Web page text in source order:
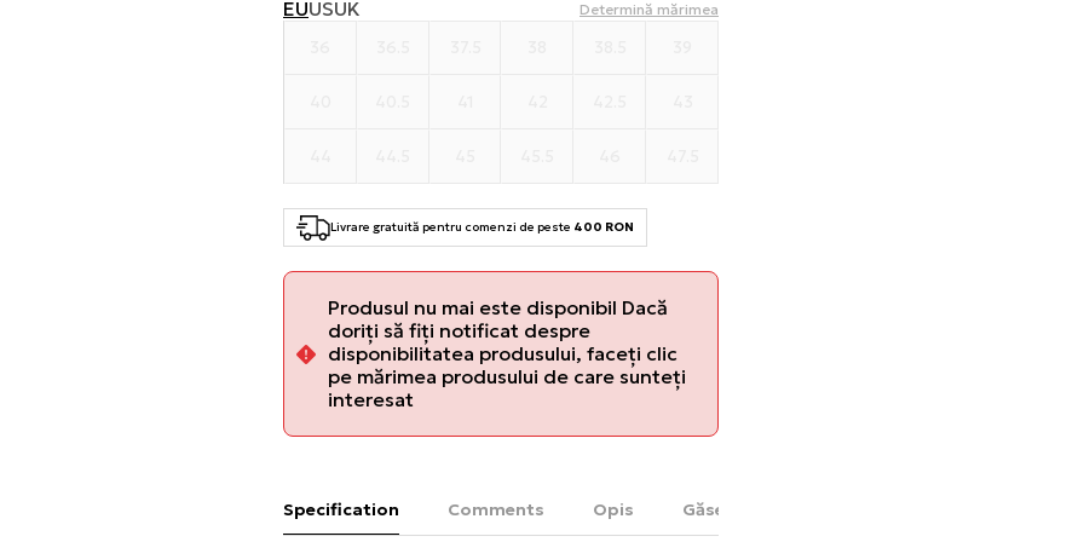
EUUSUK Determină mărimea
Livrare gratuită pentru comenzi de peste 400 RON
Produsul nu mai este disponibil Dacă
doriți să fiți notificat despre
disponibilitatea produsului, faceți clic
pe mărimea produsului de care sunteți
interesat
Specification Comments Opis Găsește în magazin